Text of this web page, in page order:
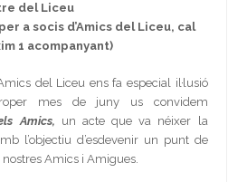
del Liceu
a socis d’Amics del Liceu, cal
1 acompanyant)
del Liceu ens fa especial il·lusió
mes de juny us convidem
Amics, un acte que va néixer la
l’objectiu d’esdevenir un punt de
Amics i Amigues.